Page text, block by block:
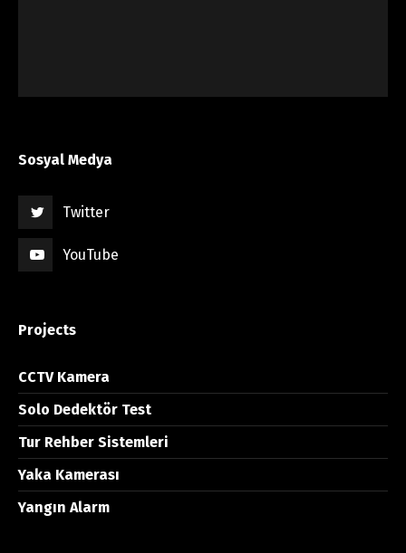
Sosyal Medya
Twitter
YouTube
Projects
CCTV Kamera
Solo Dedektör Test
Tur Rehber Sistemleri
Yaka Kamerası
Yangın Alarm